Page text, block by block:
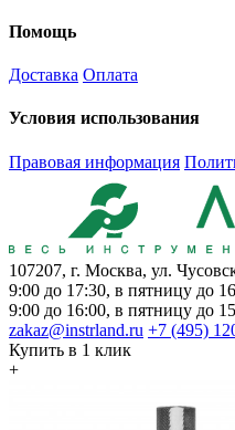
Помощь
Доставка Оплата
Условия использования
Правовая информация
107207, г. Москва, ул.
9:00 до 17:30, в пятницу до
9:00 до 16:00, в пятницу до
zakaz@instrland.ru +7 (495)
Купить в 1 клик
+